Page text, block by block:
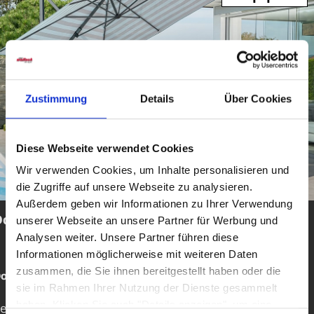
Zustimmung Details Über Cookies
Diese Webseite verwendet Cookies
Wir verwenden Cookies, um Inhalte personalisieren und
die Zugriffe auf unsere Webseite zu analysieren.
Außerdem geben wir Informationen zu Ihrer Verwendung
unserer Webseite an unsere Partner für Werbung und
Analysen weiter. Unsere Partner führen diese
Informationen möglicherweise mit weiteren Daten
zusammen, die Sie ihnen bereitgestellt haben oder die
sie im Rahmen Ihrer Nutzung der Dienste gesammelt
- Qualitätsschirme seit Generationen
über70 Jahrensteht Doppler für hochwertige